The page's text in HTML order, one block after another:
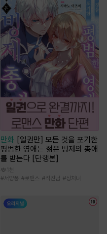
만화 [일권만] 모든 것을 포기한
평범한 영애는 젊은 빙제의 총애
를 받는다 [단행본]
1천
#서양풍 #로맨스 #직진남 #상처녀